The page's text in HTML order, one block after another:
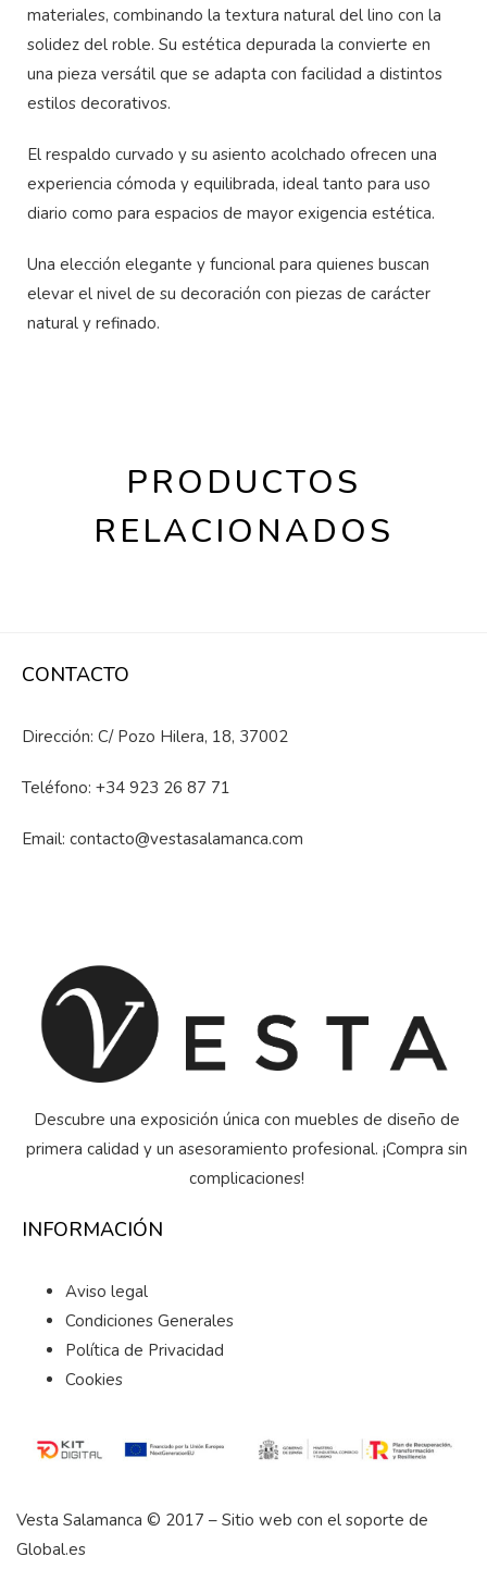
materiales, combinando la textura natural del lino con la
solidez del roble. Su estética depurada la convierte en
una pieza versátil que se adapta con facilidad a distintos
estilos decorativos.
El respaldo curvado y su asiento acolchado ofrecen una
experiencia cómoda y equilibrada, ideal tanto para uso
diario como para espacios de mayor exigencia estética.
Una elección elegante y funcional para quienes buscan
elevar el nivel de su decoración con piezas de carácter
natural y refinado.
PRODUCTOS
RELACIONADOS
CONTACTO
Dirección: C/ Pozo Hilera, 18, 37002
Teléfono: +34 923 26 87 71
Email: contacto@vestasalamanca.com
Descubre una exposición única con muebles de diseño de
primera calidad y un asesoramiento profesional. ¡Compra sin
complicaciones!
INFORMACIÓN
Aviso legal
Condiciones Generales
Política de Privacidad
Cookies
Vesta Salamanca © 2017 – Sitio web con el soporte de
Global.es